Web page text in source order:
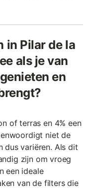
in Pilar de la
als je van
en
of terras en 4% een
niet de
dus variëren. Als dit
zijn om vroeg
een ideale
van de filters die